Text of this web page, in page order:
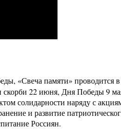
«Свеча памяти» проводится в
22 июня, Дня Победы 9
солидарности наряду с
и развитие
Россиян.